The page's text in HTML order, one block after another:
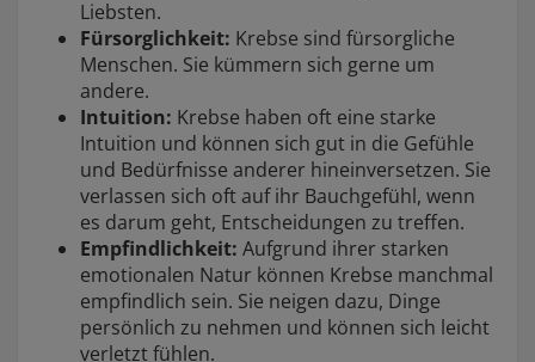
Liebsten.
Fürsorglichkeit: Krebse sind fürsorgliche
Menschen. Sie kümmern sich gerne um
andere.
Intuition: Krebse haben oft eine starke
Intuition und können sich gut in die Gefühle
und Bedürfnisse anderer hineinversetzen. Sie
verlassen sich oft auf ihr Bauchgefühl, wenn
es darum geht, Entscheidungen zu treffen.
Empfindlichkeit: Aufgrund ihrer starken
emotionalen Natur können Krebse manchmal
empfindlich sein. Sie neigen dazu, Dinge
persönlich zu nehmen und können sich leicht
verletzt fühlen.